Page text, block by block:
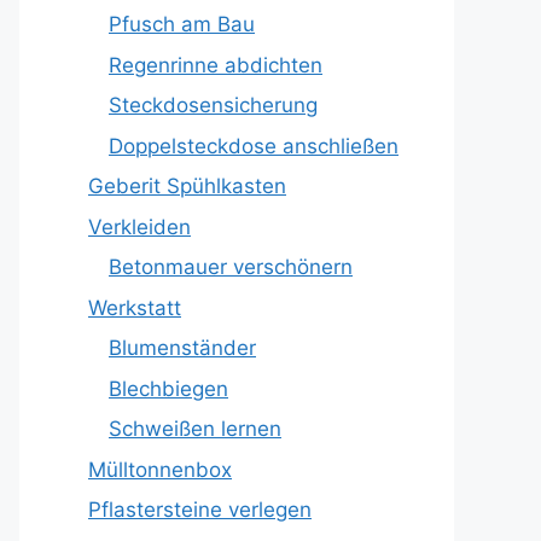
Pfusch am Bau
Regenrinne abdichten
Steckdosensicherung
Doppelsteckdose anschließen
Geberit Spühlkasten
Verkleiden
Betonmauer verschönern
Werkstatt
Blumenständer
Blechbiegen
Schweißen lernen
Mülltonnenbox
Pflastersteine verlegen